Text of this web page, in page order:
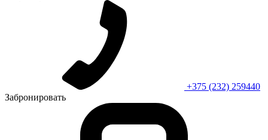
+375 (232) 259440
Забронировать